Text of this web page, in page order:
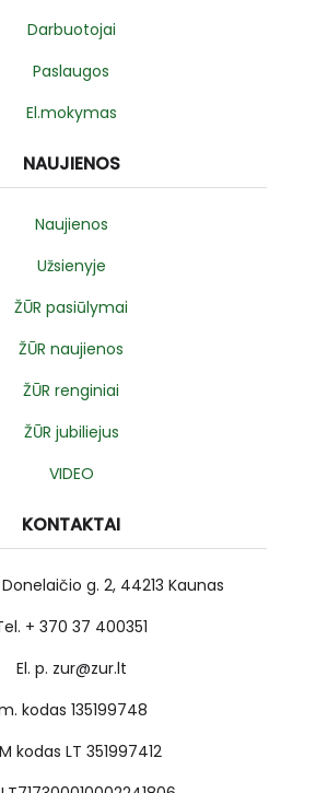
Darbuotojai
Paslaugos
El.mokymas
NAUJIENOS
Naujienos
Užsienyje
ŽŪR pasiūlymai
ŽŪR naujienos
ŽŪR renginiai
ŽŪR jubiliejus
VIDEO
KONTAKTAI
g. 2, 44213 Kaunas
+ 370 37 400351
El. p. zur@zur.lt
kodas 135199748
kodas LT 351997412